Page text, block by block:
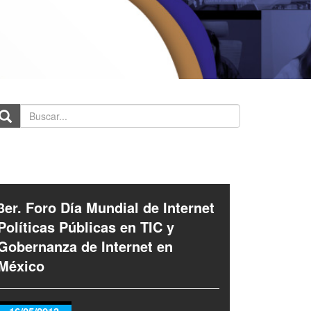
Foro Día Mundial de Internet
Públicas en TIC y
de Internet en